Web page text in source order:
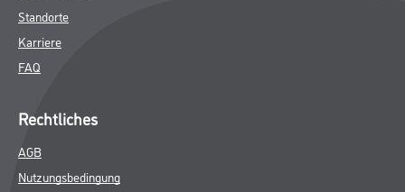
Standorte
Karriere
FAQ
Rechtliches
AGB
Nutzungsbedingung